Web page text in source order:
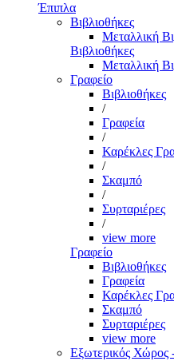
Έπιπλα
Βιβλιοθήκες
Μεταλλική
Βιβλιοθήκες
Μεταλλική
Γραφείο
Βιβλιοθήκες
/
Γραφεία
/
Καρέκλες
/
Σκαμπό
/
Συρταριέρες
/
view more
Γραφείο
Βιβλιοθήκες
Γραφεία
Καρέκλες
Σκαμπό
Συρταριέρες
view more
Εξωτερικός Χώρος